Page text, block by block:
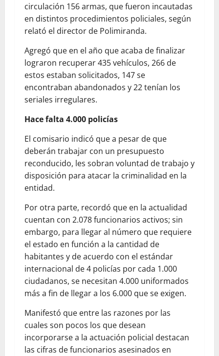
circulación 156 armas, que fueron incautadas
en distintos procedimientos policiales, según
relató el director de Polimiranda.
Agregó que en el año que acaba de finalizar
lograron recuperar 435 vehículos, 266 de
estos estaban solicitados, 147 se
encontraban abandonados y 22 tenían los
seriales irregulares.
Hace falta 4.000 policías
El comisario indicó que a pesar de que
deberán trabajar con un presupuesto
reconducido, les sobran voluntad de trabajo y
disposición para atacar la criminalidad en la
entidad.
Por otra parte, recordó que en la actualidad
cuentan con 2.078 funcionarios activos; sin
embargo, para llegar al número que requiere
el estado en función a la cantidad de
habitantes y de acuerdo con el estándar
internacional de 4 policías por cada 1.000
ciudadanos, se necesitan 4.000 uniformados
más a fin de llegar a los 6.000 que se exigen.
Manifestó que entre las razones por las
cuales son pocos los que desean
incorporarse a la actuación policial destacan
las cifras de funcionarios asesinados en